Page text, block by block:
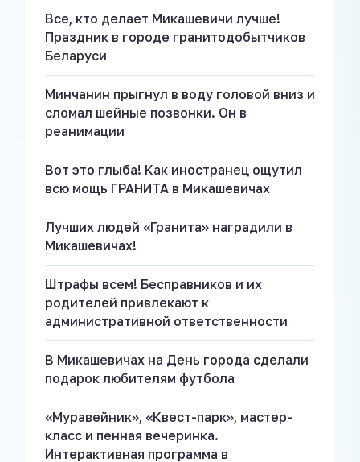
Все, кто делает Микашевичи лучше!
Праздник в городе гранитодобытчиков
Беларуси
Минчанин прыгнул в воду головой вниз и
сломал шейные позвонки. Он в
реанимации
Вот это глыба! Как иностранец ощутил
всю мощь ГРАНИТА в Микашевичах
Лучших людей «Гранита» наградили в
Микашевичах!
Штрафы всем! Бесправников и их
родителей привлекают к
административной ответственности
В Микашевичах на День города сделали
подарок любителям футбола
«Муравейник», «Квест-парк», мастер-
класс и пенная вечеринка.
Интерактивная программа в